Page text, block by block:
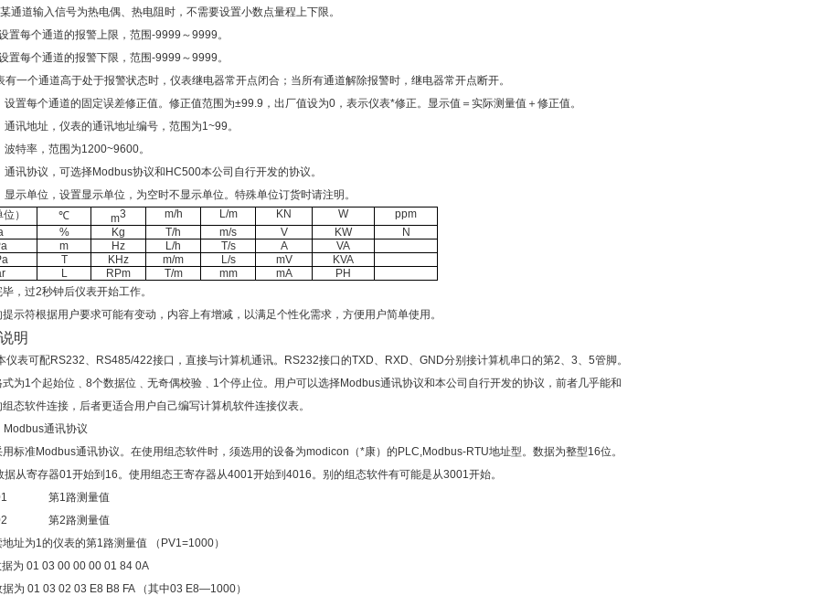
通道输入信号为热电偶、热电阻时，不需要设置小数点量程上下限。
置每个通道的报警上限，范围-9999～9999。
置每个通道的报警下限，范围-9999～9999。
一个通道高于处于报警状态时，仪表继电器常开点闭合；当所有通道解除报警时，继电器常开点断开。
设置每个通道的固定误差修正值。修正值范围为±99.9，出厂值设为0，表示仪表*修正。显示值＝实际测量值＋修正值。
通讯地址，仪表的通讯地址编号，范围为1~99。
波特率，范围为1200~9600。
通讯协议，可选择Modbus协议和HC500本公司自行开发的协议。
显示单位，设置显示单位，为空时不显示单位。特殊单位订货时请注明。
位 ） ℃ m3 m/h L/m KN W
ppm
% Kg T/h m/s V KW
N
m Hz L/h T/s A
VA
T KHz m/m L/s mV
KVA
L RPm T/m mm mA
PH
，过2秒钟后仪表开始工作。
示符根据用户要求可能有变动，内容上有增减，以满足个性化需求，方便用户简单使用。
明
仪表可配RS232、RS485/422接口，直接与计算机通讯。RS232接口的TXD、RXD、GND分别接计算机串口的第2、3、5管脚。
为1个起始位﹑8个数据位﹑无奇偶校验﹑1个停止位。用户可以选择Modbus通讯协议和本公司自行开发的协议，前者几乎能和
态软件连接，后者更适合用户自己编写计算机软件连接仪表。
Modbus通讯协议
标准Modbus通讯协议。在使用组态软件时，须选用的设备为modicon（*康）的PLC,Modbus-RTU地址型。数据为整型16位。
据从寄存器01开始到16。使用组态王寄存器从4001开始到4016。别的组态软件有可能是从3001开始。
第1路测量值
第2路测量值
址为1的仪表的第1路测量值 （PV1=1000）
为 01 03 00 00 00 01 84 0A
为 01 03 02 03 E8 B8 FA （其中03 E8—1000）